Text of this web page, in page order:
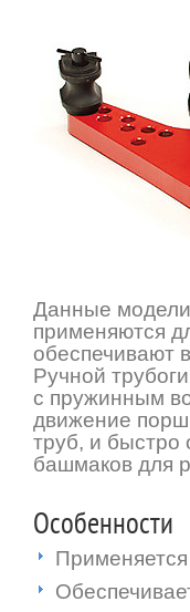
Данные модели
применяются
обеспечивают
Ручной
с пружинным
движение
труб, и быстро
башмаков для
Особенности